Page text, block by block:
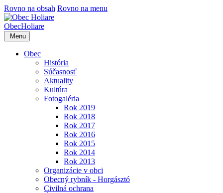
Rovno na obsah Rovno na menu
ObecHoliare
Menu
Obec
História
Súčasnosť
Aktuality
Kultúra
Fotogaléria
Rok 2019
Rok 2018
Rok 2017
Rok 2016
Rok 2015
Rok 2014
Rok 2013
Organizácie v obci
Obecný rybník - Horgásztó
Civilná ochrana